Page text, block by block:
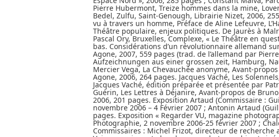
Pierre Hubermont, Treize hommes dans la mine,
Bedel, Zulfu, Saint-Genough, Librairie Nizet, 2006,
vu à travers un homme, Préface de Aline Lefeuvre,
Théâtre populaire, enjeux politiques. De Jaurès à
Pascal Ory, Bruxelles, Complexe, « Le Théâtre en
bas. Considérations d’un révolutionnaire allemand
Agone, 2007, 559 pages (trad. de l’allemand par
Aufzeichnungen aus einer grossen zeit, Hamburg,
Mercier Vega, La Chevauchée anonyme, Avant-
Agone, 2006, 264 pages. Jacques Vaché, Les
Jacques Vaché, édition préparée et présentée par
Guérin, Les Lettres à Déjanire, Avant-propos de
2006, 201 pages. Exposition Artaud (Commissaire :
novembre 2006 – 4 Février 2007 ; Antonin Artaud
pages. Exposition « Regarder VU, magazine
Photographie, 2 novembre 2006-25 février 2007 ;
Commissaires : Michel Frizot, directeur de